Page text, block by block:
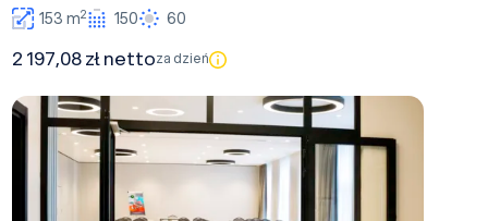
153 m2 150 60
2 197,08 zł nettoza dzień
A